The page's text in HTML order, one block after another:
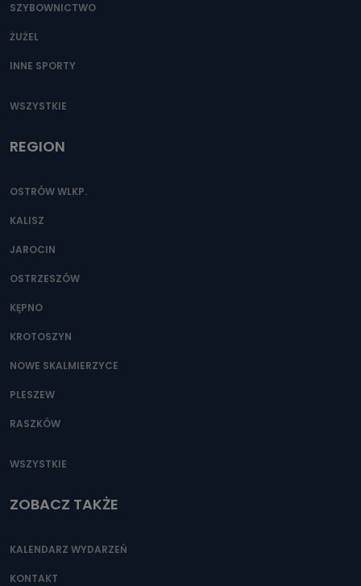
SZYBOWNICTWO
ŻUŻEL
INNE SPORTY
WSZYSTKIE
REGION
OSTRÓW WLKP.
KALISZ
JAROCIN
OSTRZESZÓW
KĘPNO
KROTOSZYN
NOWE SKALMIERZYCE
PLESZEW
RASZKÓW
WSZYSTKIE
ZOBACZ TAKŻE
KALENDARZ WYDARZEŃ
KONTAKT